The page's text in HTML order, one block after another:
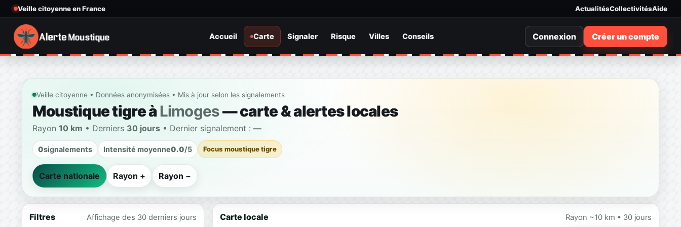
Veille citoyenne en France ActualitésCollectivitésAide
Accueil Carte Signaler Risque Villes Conseils Connexion Créer un compte
Veille citoyenne • Données anonymisées • Mis à jour selon les signalements
Moustique tigre àLimoges— carte & alertes locales
Rayon 10 km • Derniers 30 jours• Dernier signalement : —
0signalements Intensité moyenne0.0/5 Focus moustique tigre
Carte nationale Rayon + Rayon −
Filtres Affichage des 30 derniers jours Carte locale Rayon ~10 km • 30 jours